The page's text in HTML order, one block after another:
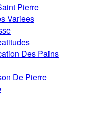
Pierre
Variees
Des Pains
De Pierre